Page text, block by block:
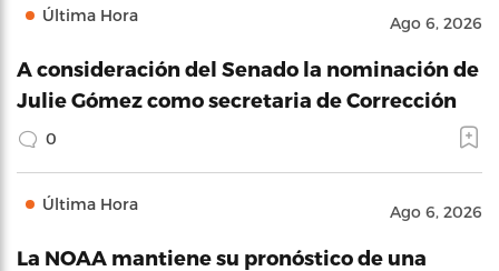
Última Hora Ago 6, 2026
A consideración del Senado la nominación de
Julie Gómez como secretaria de Corrección
0
Última Hora Ago 6, 2026
La NOAA mantiene su pronóstico de una